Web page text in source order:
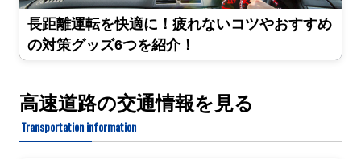
長距離運転を快適に！疲れないコツやおすすめ
の対策グッズ6つを紹介！
高速道路の交通情報を見る
Transportation information